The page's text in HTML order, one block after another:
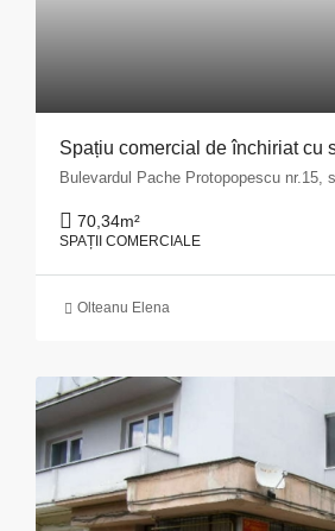
Bulevardul Pache Protopopescu nr.15,
70,34m²
SPAȚII COMERCIALE
Olteanu Elena